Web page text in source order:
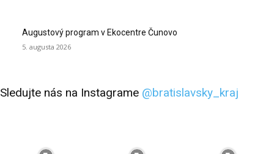
Augustový program v Ekocentre Čunovo
5. augusta 2026
Sledujte nás na Instagrame @bratislavsky_kraj